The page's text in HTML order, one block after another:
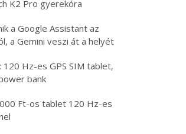
K2 Pro gyerekóra
a Google Assistant az
a Gemini veszi át a helyét
Hz-es GPS SIM tablet,
bank
Ft-os tablet 120 Hz-es